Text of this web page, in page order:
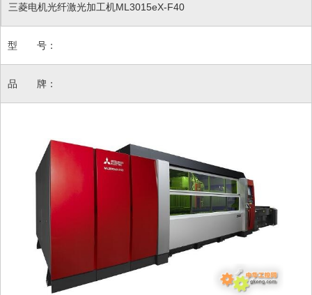
三菱电机光纤激光加工机ML3015eX-F40
型 号：
品 牌：